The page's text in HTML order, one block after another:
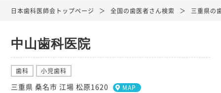
日本歯科医師会トップページ 全国の歯医者さん検索 三重県の
中山歯科医院
歯科 小児歯科
三重県 桑名市 江場 松原1620 MAP